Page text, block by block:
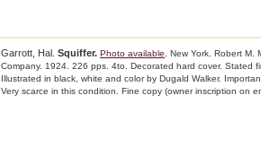
Garrott, Hal. Squiffer. Photo available . New York. Robert M.
Company. 1924. 226 pps. 4to. Decorated hard cover. Stated
Illustrated in black, white and color by Dugald Walker.
Very scarce in this condition. Fine copy (owner inscription on